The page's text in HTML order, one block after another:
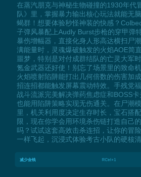
在蒸汽朋克与神秘生物碰撞的1930年代
队》里，掌握暴力输出核心玩法就能无
蝎群！想要体验秒怪神装的快感？
子弹风暴配上Audly Burst步枪的穿甲弹
暴伤增幅器，直接化身人形高达横扫尸
满能量时，灵魂爆破触发的火焰AOE简
噩梦，特别是对付成群结队的亡灵大军
氪金武器还好使！别忘了场景里的致命
火焰喷射陷阱能打出几何倍数的伤害加
招连招都能触发屏幕震动特效。手残党
战斗流派完美解决弹药焦虑症和BOSS
也能用陷阱策略实现无伤通关。在尸潮
里，机关利用度决定生存时长，宝石搭
限，现在你学会用环境杀伤链打造自己
吗？试试这套高效击杀连招，让你的冒
一样飞起，沉浸式体验考古小队的硬核清
减少金钱 RCtrl+1